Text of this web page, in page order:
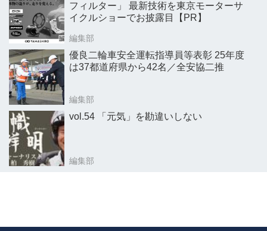
フィルター」 最新技術を東京モーターサ
イクルショーでお披露目【PR】
編集部
優良二輪車安全運転指導員等表彰 25年度
は37都道府県から42名／全安協二推
編集部
vol.54 「元気」を勘違いしない
編集部